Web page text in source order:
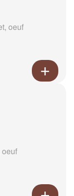
oeuf